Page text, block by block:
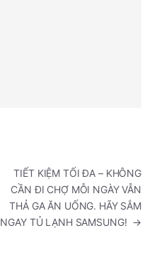
TIẾT KIỆM TỐI ĐA – KHÔNG
CẦN ĐI CHỢ MỖI NGÀY VẪN
THẢ GA ĂN UỐNG. HÃY SẮM
NGAY TỦ LẠNH SAMSUNG! →